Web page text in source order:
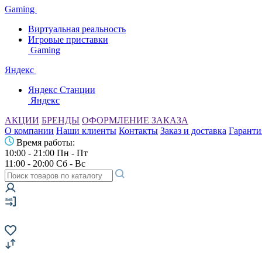
Gaming
Виртуальная реальность
Игровые приставки
Gaming
Яндекс
Яндекс Станции
Яндекс
АКЦИИ БРЕНДЫ ОФОРМЛЕНИЕ ЗАКАЗА
О компании Наши клиенты Контакты Заказ и доставка
Время работы:
10:00 - 21:00 Пн - Пт
11:00 - 20:00 Сб - Вс